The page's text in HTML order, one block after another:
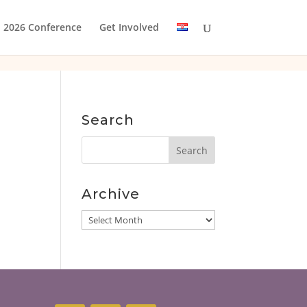
2026 Conference Get Involved
Search
Archive
Archive